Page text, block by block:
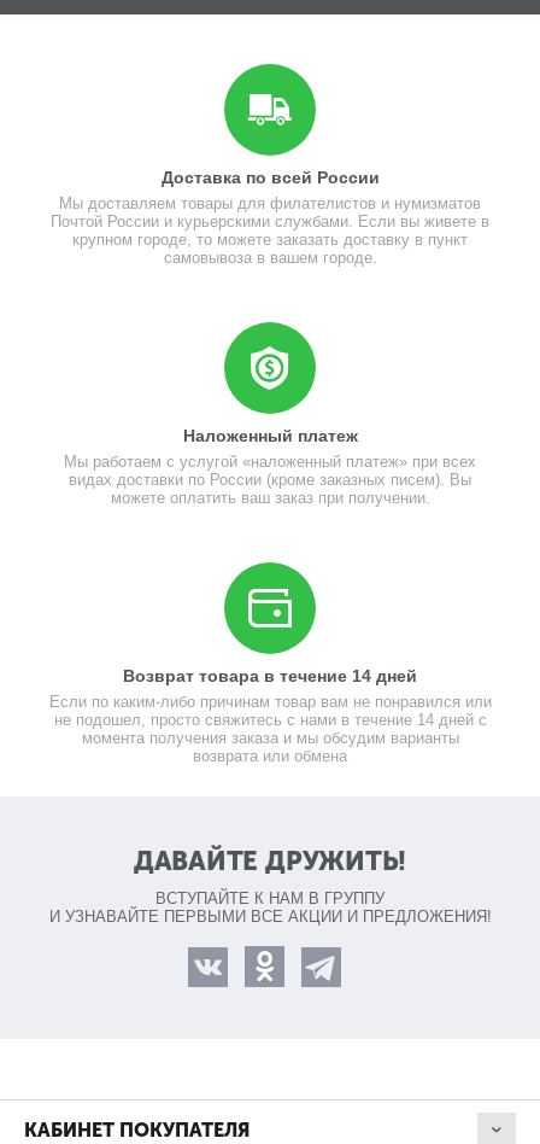
Доставка по всей России
Мы доставляем товары для филателистов и нумизматов
Почтой России и курьерскими службами. Если вы живете в
крупном городе, то можете заказать доставку в пункт
самовывоза в вашем городе.
Наложенный платеж
Мы работаем с услугой «наложенный платеж» при всех
видах доставки по России (кроме заказных писем). Вы
можете оплатить ваш заказ при получении.
Возврат товара в течение 14 дней
Если по каким-либо причинам товар вам не понравился или
не подошел, просто свяжитесь с нами в течение 14 дней с
момента получения заказа и мы обсудим варианты
возврата или обмена
ДАВАЙТЕ ДРУЖИТЬ!
ВСТУПАЙТЕ К НАМ В ГРУППУ
И УЗНАВАЙТЕ ПЕРВЫМИ ВСЕ АКЦИИ И ПРЕДЛОЖЕНИЯ!
КАБИНЕТ ПОКУПАТЕЛЯ